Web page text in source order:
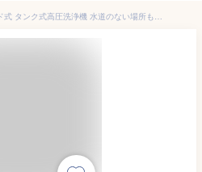
アイリスオーヤマ 電源コード式 タンク式高圧洗浄機 水道のない場所も使用可能 洗剤もタンクに入れて使用可能 サイレントモデル 温水対応 最大圧力8.5Mpa SBT-512N